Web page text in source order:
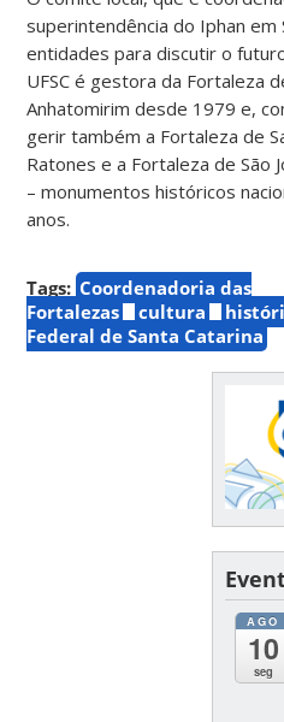
superintendência do Iphan em
entidades para discutir o
UFSC é gestora da Fortaleza
Anhatomirim desde 1979 e,
gerir também a Fortaleza de
Ratones e a Fortaleza de São
– monumentos históricos
anos.
Tags: Coordenadoria das
Fortalezas
cultura
Federal de Santa Catarina
AGO
10
seg